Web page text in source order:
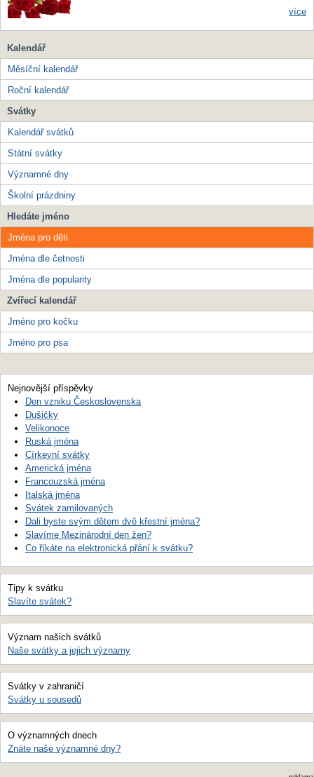
více
Kalendář
Měsíční kalendář
Roční kalendář
Svátky
Kalendář svátků
Státní svátky
Významné dny
Školní prázdniny
Hledáte jméno
Jména pro děti
Jména dle četnosti
Jména dle popularity
Zvířecí kalendář
Jméno pro kočku
Jméno pro psa
Nejnovější příspěvky
Den vzniku Československa
Dušičky
Velikonoce
Ruská jména
Církevní svátky
Americká jména
Francouzská jména
Italská jména
Svátek zamilovaných
Dali byste svým dětem dvě křestní jména?
Slavíme Mezinárodní den žen?
Co říkáte na elektronická přání k svátku?
Tipy k svátku
Slavíte svátek?
Význam našich svátků
Naše svátky a jejich významy
Svátky v zahraničí
Svátky u sousedů
O významných dnech
Znáte naše významné dny?